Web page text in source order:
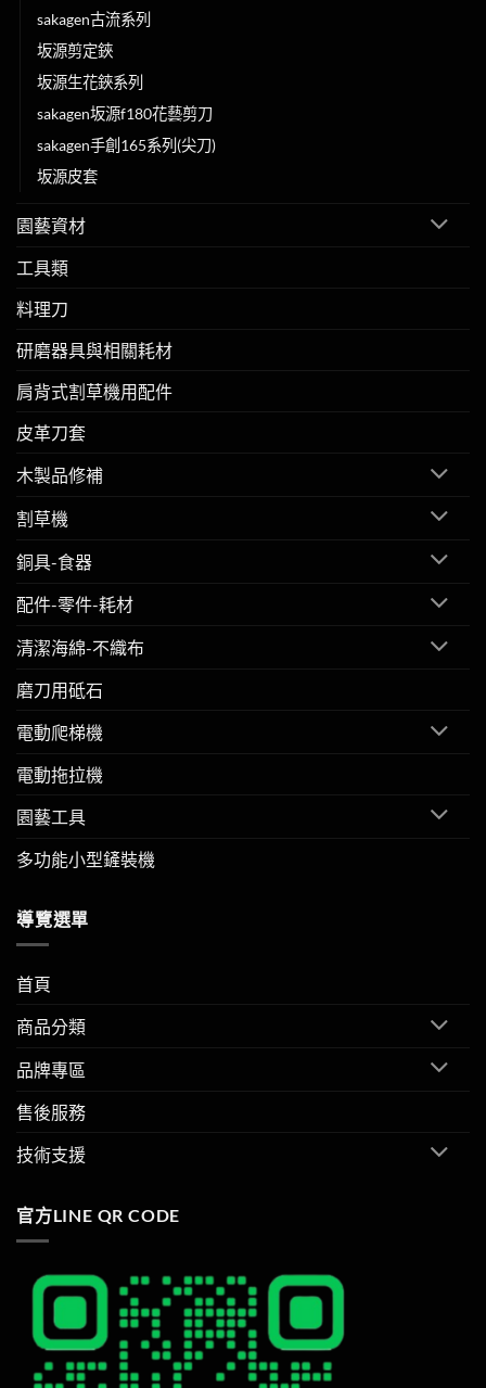
sakagen古流系列
坂源剪定鋏
坂源生花鋏系列
sakagen坂源f180花藝剪刀
sakagen手創165系列(尖刀)
坂源皮套
園藝資材
工具類
料理刀
研磨器具與相關耗材
肩背式割草機用配件
皮革刀套
木製品修補
割草機
銅具-食器
配件-零件-耗材
清潔海綿-不織布
磨刀用砥石
電動爬梯機
電動拖拉機
園藝工具
多功能小型鏟裝機
導覽選單
首頁
商品分類
品牌專區
售後服務
技術支援
官方LINE QR CODE